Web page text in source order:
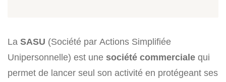
La SASU (Société par Actions Simplifiée
Unipersonnelle) est une société commerciale qui
permet de lancer seul son activité en protégeant ses